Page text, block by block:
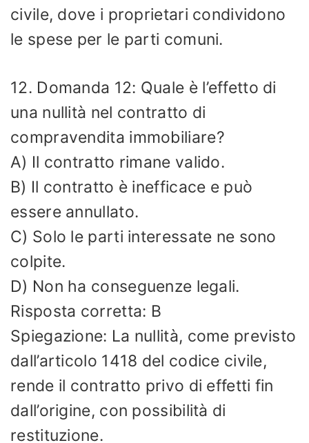
civile, dove i proprietari condividono
le spese per le parti comuni.
12. Domanda 12: Quale è l’effetto di
una nullità nel contratto di
compravendita immobiliare?
A) Il contratto rimane valido.
B) Il contratto è inefficace e può
essere annullato.
C) Solo le parti interessate ne sono
colpite.
D) Non ha conseguenze legali.
Risposta corretta: B
Spiegazione: La nullità, come previsto
dall’articolo 1418 del codice civile,
rende il contratto privo di effetti fin
dall’origine, con possibilità di
restituzione.